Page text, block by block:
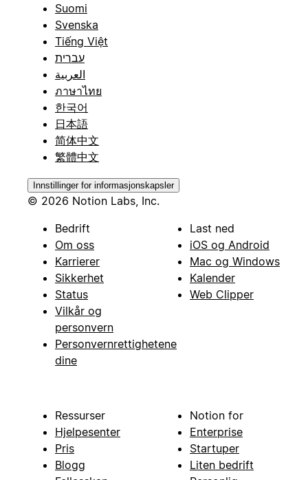
Suomi
Svenska
Tiếng Việt
עברית
العربية
ภาษาไทย
한국어
日本語
简体中文
繁體中文
Innstillinger for informasjonskapsler
© 2026 Notion Labs, Inc.
Bedrift
Om oss
Karrierer
Sikkerhet
Status
Vilkår og
personvern
Personvernrettighetene
dine
Last ned
iOS og Android
Mac og Windows
Kalender
Web Clipper
Ressurser
Hjelpesenter
Pris
Blogg
Notion for
Enterprise
Startuper
Liten bedrift